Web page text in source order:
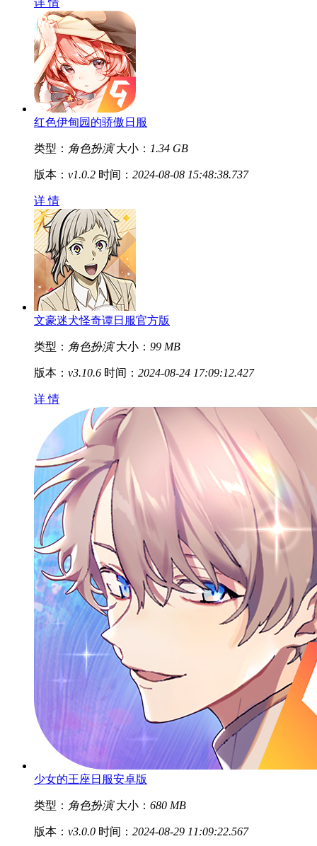
红色伊甸园的骄傲日服
类型： 角色扮演 大小： 1.34 GB
版本： v1.0.2 时间： 2024-08-08 15:48:38.737
详 情
文豪迷犬怪奇谭日服官方版
类型： 角色扮演 大小： 99 MB
版本： v3.10.6 时间： 2024-08-24 17:09:12.427
详 情
少女的王座日服安卓版
类型： 角色扮演 大小： 680 MB
版本： v3.0.0 时间： 2024-08-29 11:09:22.567